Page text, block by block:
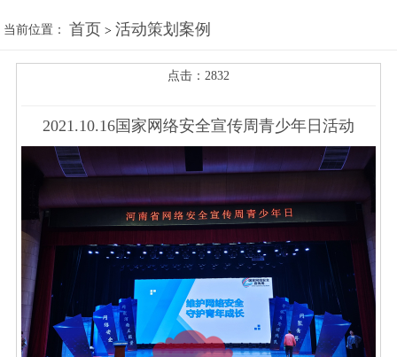
当前位置： 首页 > 活动策划案例
点击：2832
2021.10.16国家网络安全宣传周青少年日活动